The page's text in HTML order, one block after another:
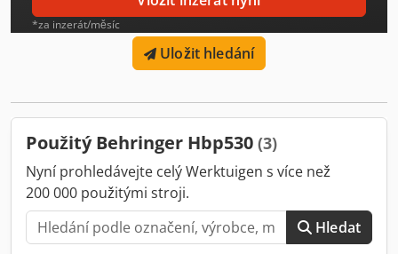
*za inzerát/měsíc
Uložit hledání
Použitý Behringer Hbp530 (3)
Nyní prohledávejte celý Werktuigen s více než
200 000 použitými stroji.
Hledat